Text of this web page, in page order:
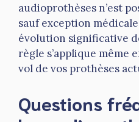
audioprothèses n’est
sauf exception
évolution significative
règle s’applique même
vol de vos prothèses
Questions